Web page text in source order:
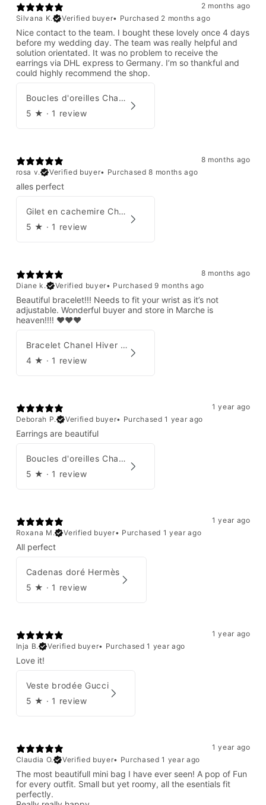
2 months ago
Silvana K.
Verified buyer• Purchased 2 months ago
Nice contact to the team. I bought these lovely once 4 days
before my wedding day. The team was really helpful and
solution orientated. It was no problem to receive the
earrings via DHL express to Germany. I’m so thankful and
could highly recommend the shop.
Boucles d'oreilles Chanel par Karl Lagerfeld 2008
5 ★ · 1 review
8 months ago
rosa v.
Verified buyer• Purchased 8 months ago
alles perfect
Gilet en cachemire Chanel Automne 1995
5 ★ · 1 review
8 months ago
Diane k.
Verified buyer• Purchased 9 months ago
Beautiful bracelet!!! Needs to fit your wrist as it’s not
adjustable. Wonderful buyer and store in Marche is
heaven!!!! ❤️❤️❤️
Bracelet Chanel Hiver 1997
4 ★ · 1 review
1 year ago
Deborah P.
Verified buyer• Purchased 1 year ago
Earrings are beautiful
Boucles d'oreilles Chanel 2001
5 ★ · 1 review
1 year ago
Roxana M.
Verified buyer• Purchased 1 year ago
All perfect
Cadenas doré Hermès
5 ★ · 1 review
1 year ago
Inja B.
Verified buyer• Purchased 1 year ago
Love it!
Veste brodée Gucci
5 ★ · 1 review
1 year ago
Claudia O.
Verified buyer• Purchased 1 year ago
The most beautifull mini bag I have ever seen! A pop of Fun
for every outfit. Small but yet roomy, all the esentials fit
perfectly.